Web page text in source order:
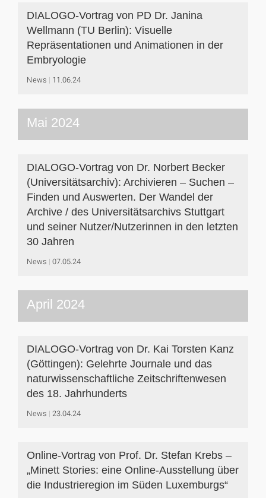
DIALOGO-Vortrag von PD Dr. Janina
Wellmann (TU Berlin): Visuelle
Repräsentationen und Animationen in der
Embryologie
News 11.06.24
Mai 2024
DIALOGO-Vortrag von Dr. Norbert Becker
(Universitätsarchiv): Archivieren – Suchen –
Finden und Auswerten. Der Wandel der
Archive / des Universitätsarchivs Stuttgart
und seiner Nutzer/Nutzerinnen in den letzten
30 Jahren
News 07.05.24
April 2024
DIALOGO-Vortrag von Dr. Kai Torsten Kanz
(Göttingen): Gelehrte Journale und das
naturwissenschaftliche Zeitschriftenwesen
des 18. Jahrhunderts
News 23.04.24
Online-Vortrag von Prof. Dr. Stefan Krebs –
„Minett Stories: eine Online-Ausstellung über
die Industrieregion im Süden Luxemburgs“